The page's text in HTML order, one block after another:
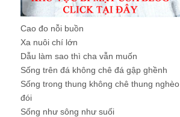
Cao đo nỗi buồn
Xa nuôi chí lớn
Dẫu làm sao thì cha vẫn muốn
Sống trên đá không chê đá gập ghềnh
Sống trong thung không chê thung nghèo
đói
Sống như sông như suối